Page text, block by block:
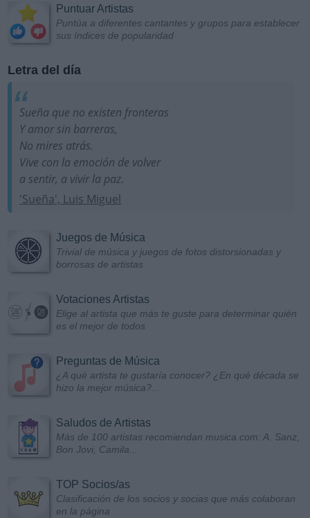
Puntuar Artistas
Puntúa a diferentes cantantes y grupos para establecer
sus índices de popularidad
Letra del día
Sueña que no existen fronteras
Y amor sin barreras,
No mires atrás.
Vive con la emoción de volver
a sentir, a vivir la paz.
'Sueña', Luis Miguel
Juegos de Música
Trivial de música y juegos de fotos distorsionadas y
borrosas de artistas
Votaciones Artistas
Elige al artista que más te guste para determinar quién
es el mejor de todos
Preguntas de Música
¿A qué artista te gustaría conocer? ¿En qué década se
hizo la mejor música?...
Saludos de Artistas
Más de 100 artistas recomiendan musica.com: A. Sanz,
Bon Jovi, Camila...
TOP Socios/as
Clasificación de los socios y socias que más colaboran
en la página